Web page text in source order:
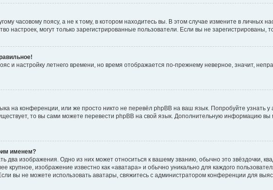
часовому поясу, а не к тому, в котором находитесь вы. В этом случае измените в личных
настроек, могут только зарегистрированные пользователи. Если вы не зарегистрированы,
и настройку летнего времени, но время отображается по-прежнему неверное, значит,
на конференции, или же просто никто не перевёл phpBB на ваш язык. Попробуйте узнать
то вы сами можете перевести phpBB на свой язык. Дополнительную информацию
именем?
два изображения. Одно из них может относиться к вашему званию, обычно это звёздочки,
крупное, изображение известно как «аватара» и обычно уникально для каждого
вы не можете использовать аватары, свяжитесь с администратором конференции для